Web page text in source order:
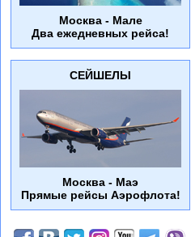
Москва - Мале
Два ежедневных рейса!
СЕЙШЕЛЫ
Москва - Маэ
Прямые рейсы Аэрофлота!